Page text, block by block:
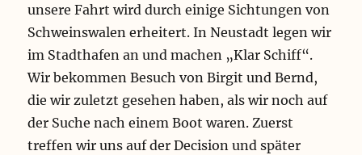
unsere Fahrt wird durch einige Sichtungen von
Schweinswalen erheitert. In Neustadt legen wir
im Stadthafen an und machen „Klar Schiff“.
Wir bekommen Besuch von Birgit und Bernd,
die wir zuletzt gesehen haben, als wir noch auf
der Suche nach einem Boot waren. Zuerst
treffen wir uns auf der Decision und später